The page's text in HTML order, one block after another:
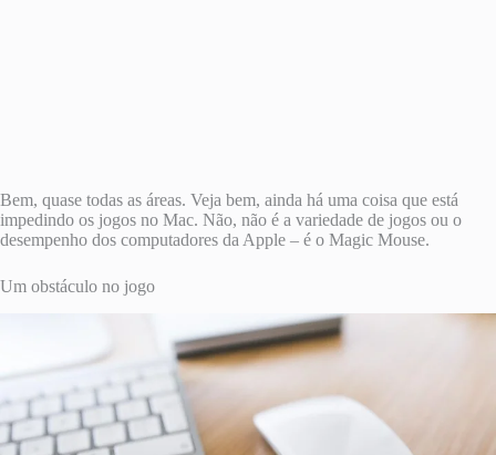
Bem, quase todas as áreas. Veja bem, ainda há uma coisa que está
impedindo os jogos no Mac. Não, não é a variedade de jogos ou o
desempenho dos computadores da Apple – é o Magic Mouse.
Um obstáculo no jogo